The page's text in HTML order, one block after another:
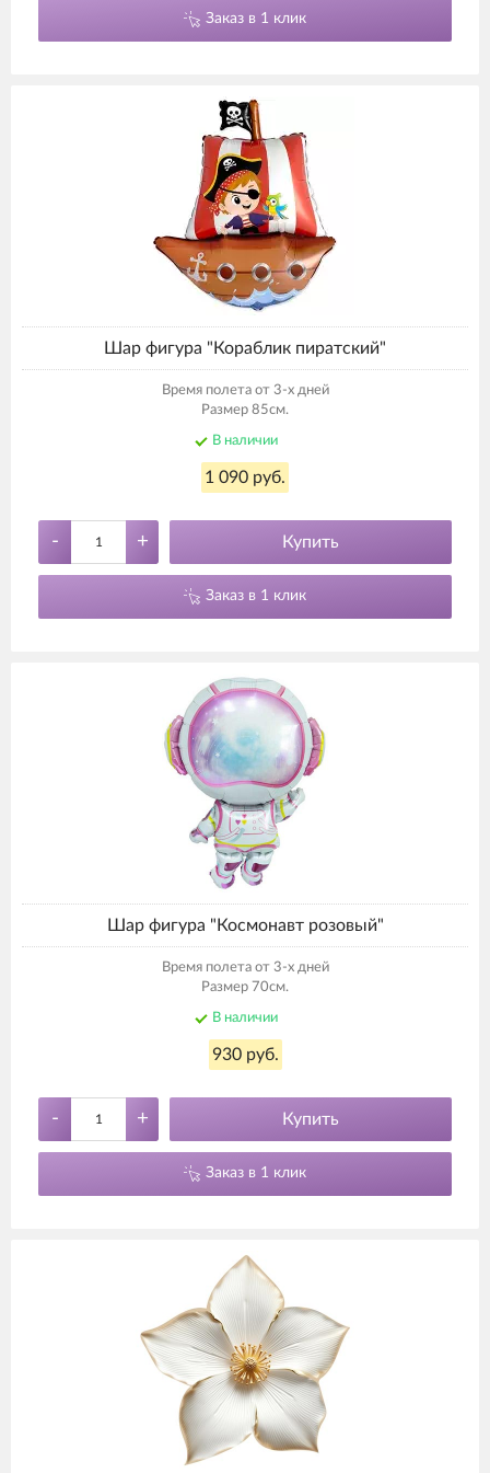
Заказ в 1 клик
Шар фигура "Кораблик пиратский"
Время полета от 3-х дней
Размер 85см.
В наличии
1 090 руб.
- + Купить
Заказ в 1 клик
Шар фигура "Космонавт розовый"
Время полета от 3-х дней
Размер 70см.
В наличии
930 руб.
- + Купить
Заказ в 1 клик